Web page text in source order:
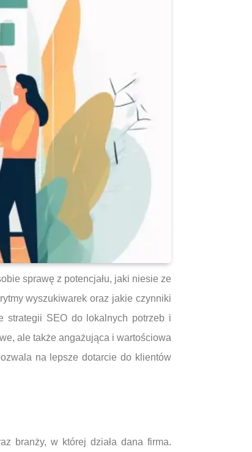
sprawę z potencjału, jaki niesie ze
wyszukiwarek oraz jakie czynniki
strategii SEO do lokalnych potrzeb i
ale także angażująca i wartościowa
na lepsze dotarcie do klientów
branży, w której działa dana firma.